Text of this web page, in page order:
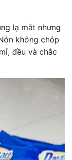
lạ mắt nhưng
không chóp
đều và chắc